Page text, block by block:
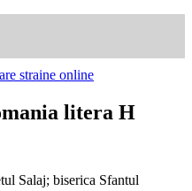
litera H
Salaj; biserica Sfantul